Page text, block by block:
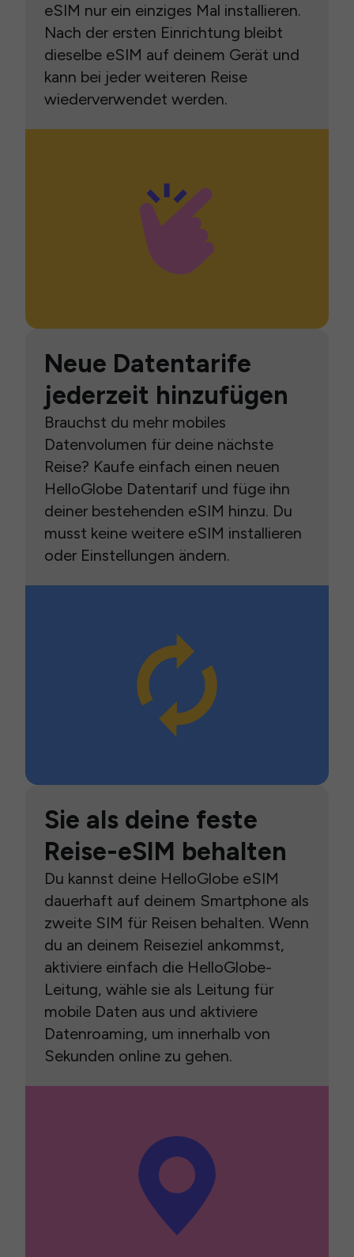
eSIM nur ein einziges Mal installieren.
Nach der ersten Einrichtung bleibt
dieselbe eSIM auf deinem Gerät und
kann bei jeder weiteren Reise
wiederverwendet werden.
Neue Datentarife
jederzeit hinzufügen
Brauchst du mehr mobiles
Datenvolumen für deine nächste
Reise? Kaufe einfach einen neuen
HelloGlobe Datentarif und füge ihn
deiner bestehenden eSIM hinzu. Du
musst keine weitere eSIM installieren
oder Einstellungen ändern.
Sie als deine feste
Reise-eSIM behalten
Du kannst deine HelloGlobe eSIM
dauerhaft auf deinem Smartphone als
zweite SIM für Reisen behalten. Wenn
du an deinem Reiseziel ankommst,
aktiviere einfach die HelloGlobe-
Leitung, wähle sie als Leitung für
mobile Daten aus und aktiviere
Datenroaming, um innerhalb von
Sekunden online zu gehen.